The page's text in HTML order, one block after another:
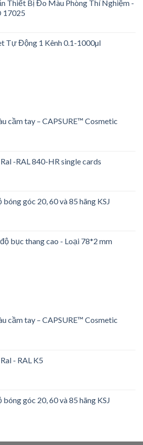
Thiết Bị Đo Màu Phòng Thí Nghiệm -
17025
Tự Động 1 Kênh 0.1-1000µl
cầm tay – CAPSURE™ Cosmetic
-RAL 840-HR single cards
bóng góc 20, 60 và 85 hãng KSJ
bục thang cao - Loại 78*2 mm
cầm tay – CAPSURE™ Cosmetic
- RAL K5
bóng góc 20, 60 và 85 hãng KSJ